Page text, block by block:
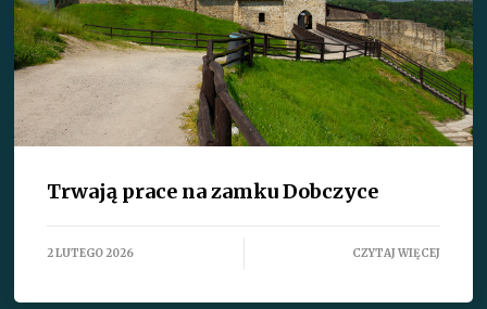
Trwają prace na zamku Dobczyce
2 LUTEGO 2026 CZYTAJ WIĘCEJ